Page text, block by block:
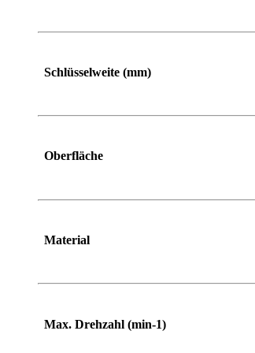
Schlüsselweite (mm)
Oberfläche
Material
Max. Drehzahl (min-1)